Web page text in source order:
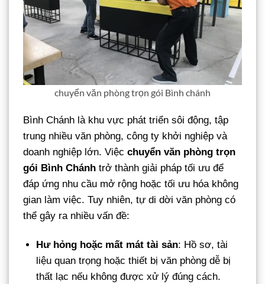
chuyển văn phòng trọn gói Bình chánh
Bình Chánh là khu vực phát triển sôi động, tập
trung nhiều văn phòng, công ty khởi nghiệp và
doanh nghiệp lớn. Việc chuyển văn phòng trọn
gói Bình Chánh trở thành giải pháp tối ưu để
đáp ứng nhu cầu mở rộng hoặc tối ưu hóa không
gian làm việc. Tuy nhiên, tự di dời văn phòng có
thể gây ra nhiều vấn đề:
Hư hỏng hoặc mất mát tài sản: Hồ sơ, tài
liệu quan trọng hoặc thiết bị văn phòng dễ bị
thất lạc nếu không được xử lý đúng cách.